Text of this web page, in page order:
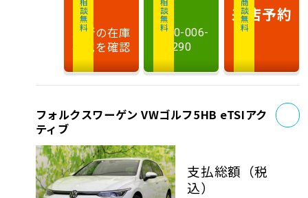
相談無料
最新の在庫
状況を確認
相談無料
0120-006-
290
商談無料
来店予約
フォルクスワーゲン VWゴルフ5HB eTSIアク
ティブ
支払総額 （税
込）